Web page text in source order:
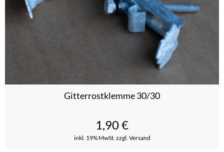
Gitterrostklemme 30/30
inkl. 19% MwSt. zzgl. Versand
1,90€